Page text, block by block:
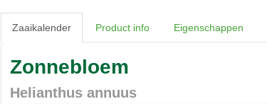
Zaaikalender Product info Eigenschappen
Zonnebloem
Helianthus annuus